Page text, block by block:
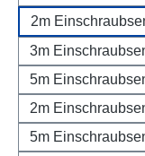
2m
3m
5m
2m
5m